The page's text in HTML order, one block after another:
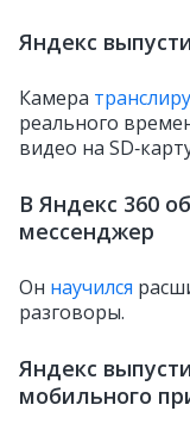
Яндекс
Камера
реального
видео на
В Яндекс 360
мессенджер
Он научился
разговоры.
Яндекс
мобильного